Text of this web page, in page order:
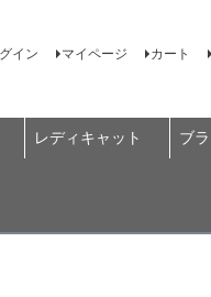
イン マイページ カート
レディキャット ブ